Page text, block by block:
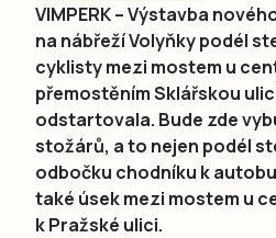
VIMPERK – Výstavba
na nábřeží Volyňky podél
cyklisty mezi mostem u
přemostěním Sklářskou
odstartovala. Bude zde
stožárů, a to nejen podél
odbočku chodníku k
také úsek mezi mostem u
k Pražské ulici.